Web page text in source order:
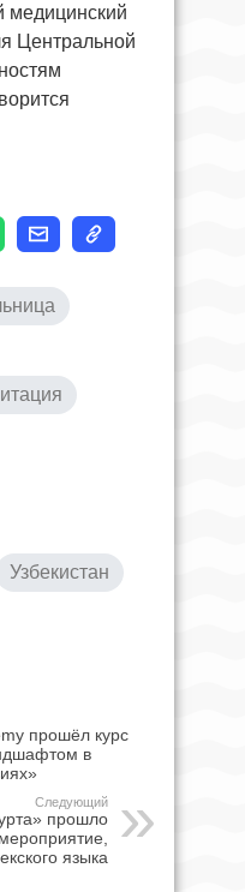
медицинский
Центральной
Узбекистан
прошёл курс
в
Следующий
прошло
языка